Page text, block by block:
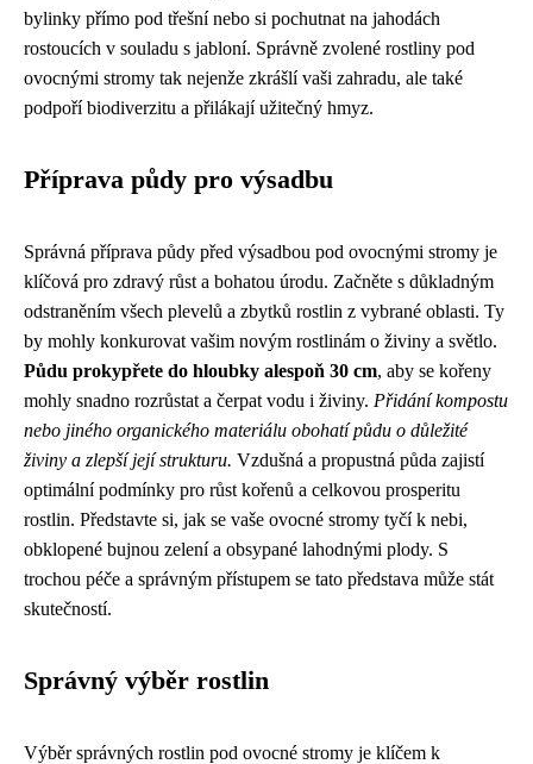
bylinky přímo pod třešní nebo si pochutnat na jahodách
rostoucích v souladu s jabloní. Správně zvolené rostliny pod
ovocnými stromy tak nejenže zkrášlí vaši zahradu, ale také
podpoří biodiverzitu a přilákají užitečný hmyz.
Příprava půdy pro výsadbu
Správná příprava půdy před výsadbou pod ovocnými stromy je
klíčová pro zdravý růst a bohatou úrodu. Začněte s důkladným
odstraněním všech plevelů a zbytků rostlin z vybrané oblasti. Ty
by mohly konkurovat vašim novým rostlinám o živiny a světlo.
Půdu prokypřete do hloubky alespoň 30 cm, aby se kořeny
mohly snadno rozrůstat a čerpat vodu i živiny. Přidání kompostu
nebo jiného organického materiálu obohatí půdu o důležité
živiny a zlepší její strukturu. Vzdušná a propustná půda zajistí
optimální podmínky pro růst kořenů a celkovou prosperitu
rostlin. Představte si, jak se vaše ovocné stromy tyčí k nebi,
obklopené bujnou zelení a obsypané lahodnými plody. S
trochou péče a správným přístupem se tato představa může stát
skutečností.
Správný výběr rostlin
Výběr správných rostlin pod ovocné stromy je klíčem k